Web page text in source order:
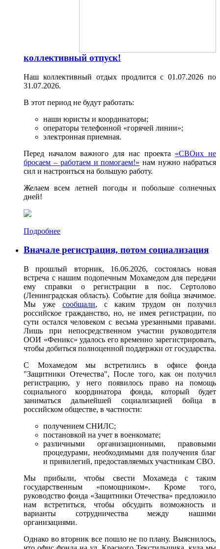
коллективный отпуск!
Наш коллективный отдых продлится с 01.07.2026 по
31.07.2026.
В этот период не будут работать:
наши юристы и координаторы;
операторы телефонной «горячей линии»;
электронная приемная.
Перед началом важного для нас проекта «СВОих не
бросаем – работаем и помогаем!» нам нужно набраться
сил и настроиться на большую работу.
Желаем всем летней погоды и побольше солнечных
дней!
Подробнее
Вначале регистрация, потом социализация
В прошлый вторник, 16.06.2026, состоялась новая
встреча с нашим подопечным Мохамедом для передачи
ему справки о регистрации в пос. Сертолово
(Ленинградская область). Событие для бойца значимое.
Мы уже сообщали, с каким трудом он получил
российское гражданство, но, не имея регистрации, по
сути остался человеком с весьма урезанными правами.
Лишь при непосредственном участии руководителя
ООИ «Феникс» удалось его временно зарегистрировать,
чтобы добиться полноценной поддержки от государства.
С Мохамедом мы встретились в офисе фонда
"Защитники Отечества", После того, как он получил
регистрацию, у него появилось право на помощь
социального координатора фонда, который будет
заниматься дальнейшей социализацией бойца в
российском обществе, в частности:
получением СНИЛС;
постановкой на учет в военкомате;
различными организационными, правовыми
процедурами, необходимыми для получения благ
и привилегий, предоставляемых участникам СВО.
Мы прибыли, чтобы свести Мохамеда с таким
государственным «помощником». Кроме того,
руководство фонда «Защитники Отечества» предложило
нам встретиться, чтобы обсудить возможность и
варианты сотрудничества между нашими
организациями.
Однако во вторник все пошло не по плану. Выяснилось,